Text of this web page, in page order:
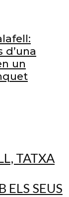
d’una
un
TATXA
ELS SEUS